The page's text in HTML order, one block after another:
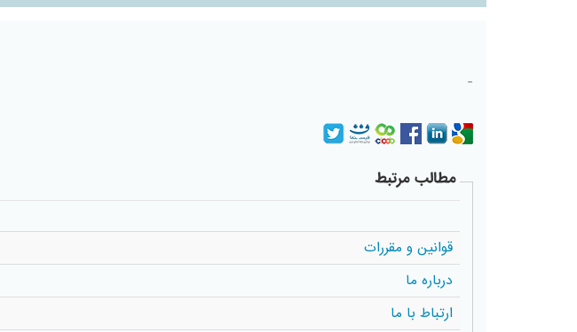
-
مطالب مرتبط
قوانین و مقررات
درباره ما
ارتباط با ما